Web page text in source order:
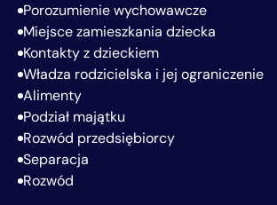
Porozumienie wychowawcze
Miejsce zamieszkania dziecka
Kontakty z dzieckiem
Władza rodzicielska i jej ograniczenie
Alimenty
Podział majątku
Rozwód przedsiębiorcy
Separacja
Rozwód